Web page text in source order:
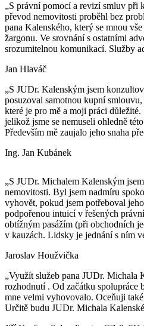
„S právní pomocí a revizí smluv při
převod nemovitosti proběhl bez
pana Kalenského, který se mnou
žargonu. Ve srovnání s ostatními
srozumitelnou komunikací. Služby
Jan Hlaváč
„S JUDr. Kalenským jsem
posuzoval samotnou kupní
které je pro mě a moji práci
jelikož jsme se nemuseli ohledně
Především mě zaujalo jeho snaha
Ing. Jan Kubánek
„S JUDr. Michalem Kalenským
nemovitosti. Byl jsem nadmíru
vyhovět, pokud jsem potřeboval
podpořenou intuicí v řešených
obtížným pasážím (při obchodních
v kauzách. Lidsky je jednání s ním
Jaroslav Houžvička
„Využít služeb pana JUDr. Michala
rozhodnutí . Od začátku
mne velmi vyhovovalo. Oceňuji
Určitě budu JUDr. Michala